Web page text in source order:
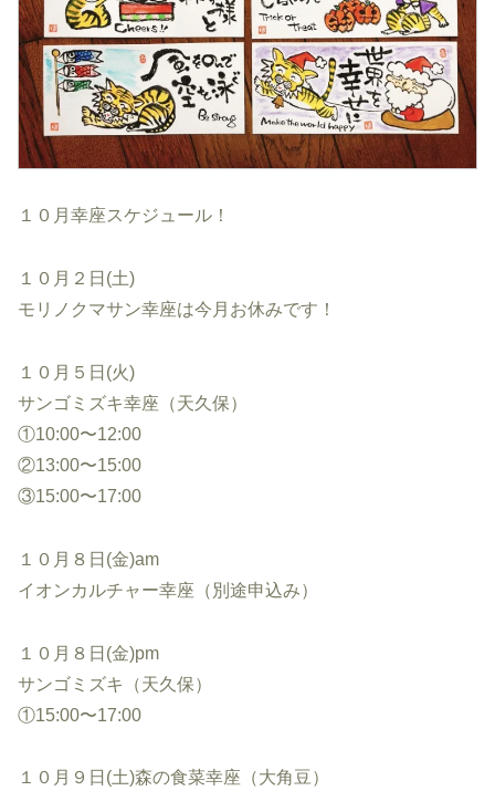
１０月幸座スケジュール！
１０月２日(土)
モリノクマサン幸座は今月お休みです！
１０月５日(火)
サンゴミズキ幸座（天久保）
①10:00〜12:00
②13:00〜15:00
③15:00〜17:00
１０月８日(金)am
イオンカルチャー幸座（別途申込み）
１０月８日(金)pm
サンゴミズキ（天久保）
①15:00〜17:00
１０月９日(土)森の食菜幸座（大角豆）